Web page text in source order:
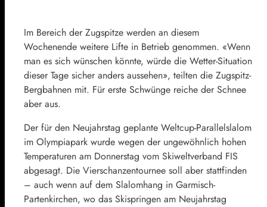
Im Bereich der Zugspitze werden an diesem
Wochenende weitere Lifte in Betrieb genommen. «Wenn
man es sich wünschen könnte, würde die Wetter-Situation
dieser Tage sicher anders aussehen», teilten die Zugspitz-
Bergbahnen mit. Für erste Schwünge reiche der Schnee
aber aus.
Der für den Neujahrstag geplante Weltcup-Parallelslalom
im Olympiapark wurde wegen der ungewöhnlich hohen
Temperaturen am Donnerstag vom Skiweltverband FIS
abgesagt. Die Vierschanzentournee soll aber stattfinden
– auch wenn auf dem Slalomhang in Garmisch-
Partenkirchen, wo das Skispringen am Neujahrstag